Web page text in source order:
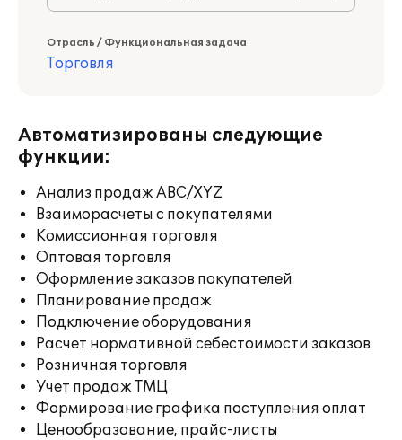
Отрасль / Функциональная задача
Торговля
Автоматизированы следующие
функции:
Анализ продаж ABC/XYZ
Взаиморасчеты с покупателями
Комиссионная торговля
Оптовая торговля
Оформление заказов покупателей
Планирование продаж
Подключение оборудования
Расчет нормативной себестоимости заказов
Розничная торговля
Учет продаж ТМЦ
Формирование графика поступления оплат
Ценообразование, прайс-листы